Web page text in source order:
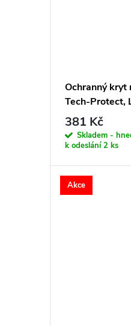
Ochranný kryt
Tech-Protect,
Panther
381 Kč
Skladem -
k odeslání2 ks
Akce